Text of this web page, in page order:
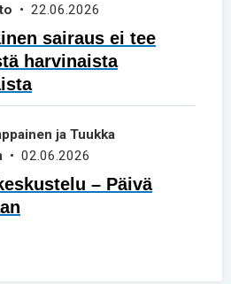
• 22.06.2026
sairaus ei tee
harvinaista
ja Tuukka
• 02.06.2026
– Päivä